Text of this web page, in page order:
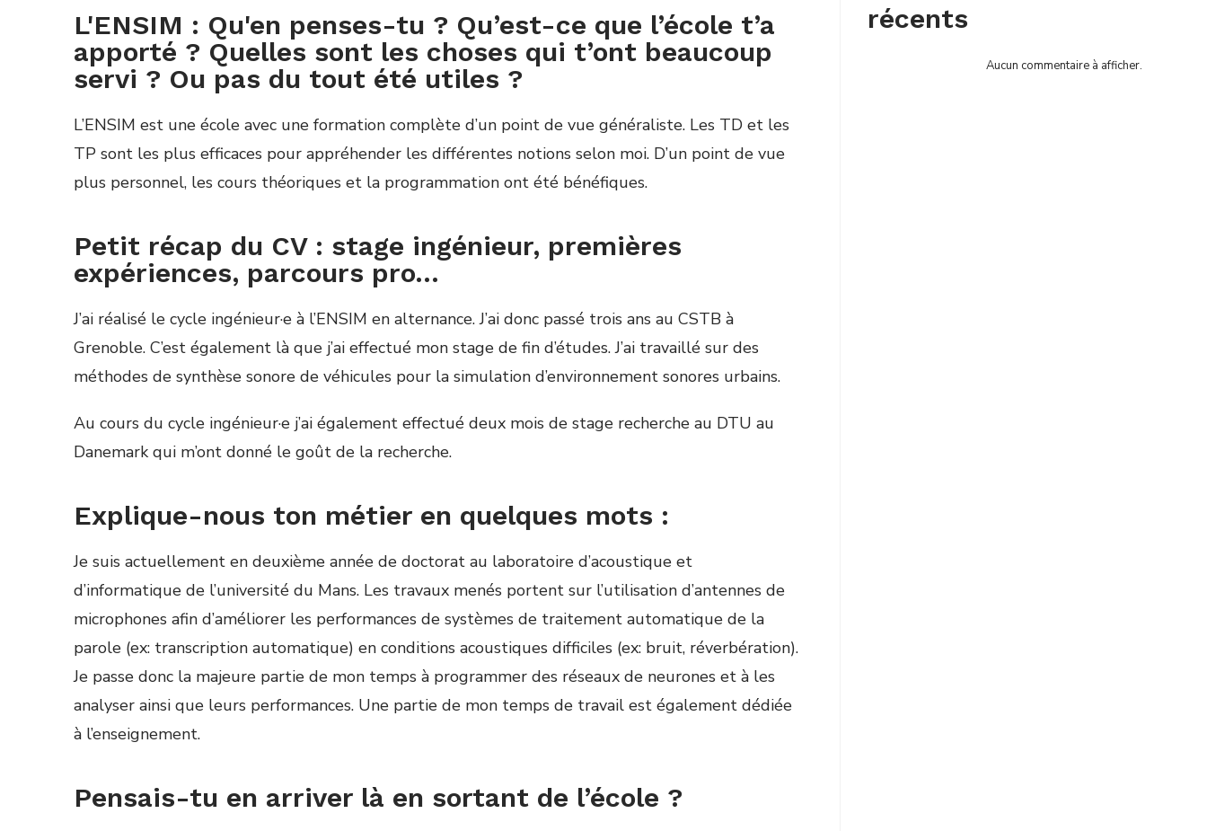
L'ENSIM : Qu'en penses-tu ? Qu’est-ce que l’école t’a
apporté ? Quelles sont les choses qui t’ont beaucoup
servi ? Ou pas du tout été utiles ?
L’ENSIM est une école avec une formation complète d’un point de vue généraliste. Les TD et les
TP sont les plus efficaces pour appréhender les différentes notions selon moi. D’un point de vue
plus personnel, les cours théoriques et la programmation ont été bénéfiques.
Petit récap du CV : stage ingénieur, premières
expériences, parcours pro...
J’ai réalisé le cycle ingénieur·e à l’ENSIM en alternance. J’ai donc passé trois ans au CSTB à
Grenoble. C’est également là que j’ai effectué mon stage de fin d’études. J’ai travaillé sur des
méthodes de synthèse sonore de véhicules pour la simulation d’environnement sonores urbains.
Au cours du cycle ingénieur·e j’ai également effectué deux mois de stage recherche au DTU au
Danemark qui m’ont donné le goût de la recherche.
Explique-nous ton métier en quelques mots :
Je suis actuellement en deuxième année de doctorat au laboratoire d’acoustique et
d’informatique de l’université du Mans. Les travaux menés portent sur l’utilisation d’antennes de
microphones afin d’améliorer les performances de systèmes de traitement automatique de la
parole (ex: transcription automatique) en conditions acoustiques difficiles (ex: bruit, réverbération).
Je passe donc la majeure partie de mon temps à programmer des réseaux de neurones et à les
analyser ainsi que leurs performances. Une partie de mon temps de travail est également dédiée
à l’enseignement.
Pensais-tu en arriver là en sortant de l’école ?
récents
Aucun commentaire à afficher.